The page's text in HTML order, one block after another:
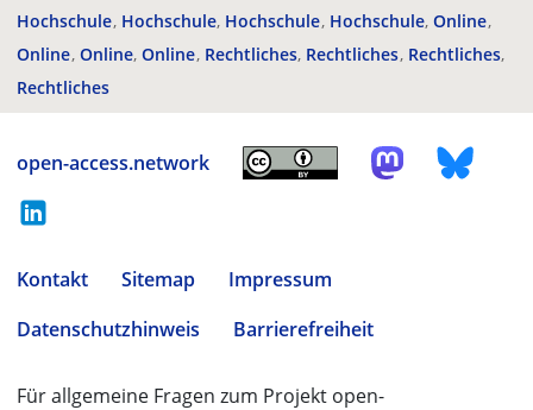
Hochschule Hochschule Hochschule Hochschule Online
Online Online Online Rechtliches Rechtliches Rechtliches
Rechtliches
open-access.network
Kontakt Sitemap
Impressum
Datenschutzhinweis
Barrierefreiheit
Für allgemeine Fragen zum Projekt open-